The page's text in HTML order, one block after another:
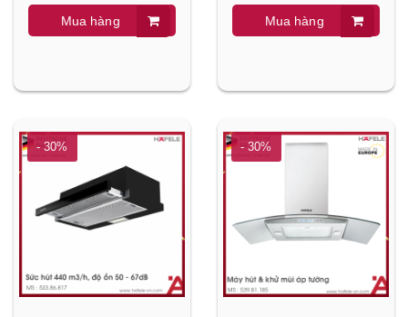
Mua hàng Mua hàng
- 30% - 30%